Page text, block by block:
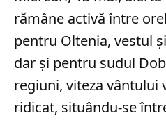
rămâne activă între
pentru Oltenia, vestul
dar și pentru sudul
regiuni, viteza vântului
ridicat, situându-se